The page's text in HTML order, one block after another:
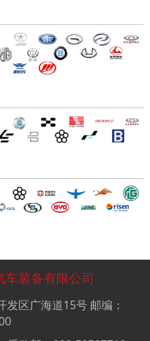
车装备有限公司
发区广海道15号 邮编：